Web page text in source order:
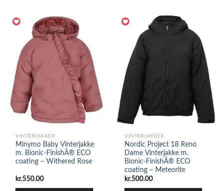
VINTERJAKKER
Minymo Baby Vinterjakke
m. Bionic-FinishÂ® ECO
coating – Withered Rose
kr.550.00
VINTERJAKKER
Nordic Project 18 Reno
Dame Vinterjakke m.
Bionic-FinishÂ® ECO
coating – Meteorite
kr.500.00